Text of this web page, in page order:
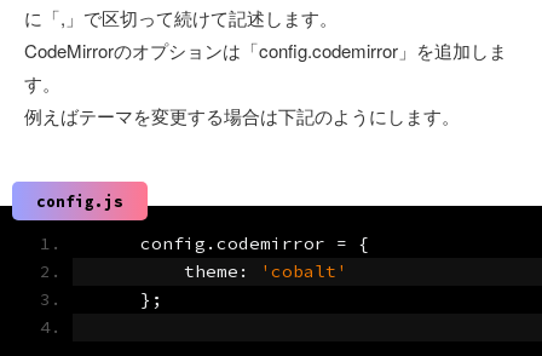
に「,」で区切って続けて記述します。
CodeMirrorのオプションは「config.codemirror」を追加しま
す。
例えばテーマを変更する場合は下記のようにします。
config.js
    config
. codemirror =
{
        theme
:
'cobalt'
};